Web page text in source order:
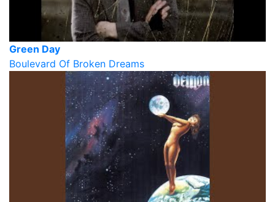
Green Day
Boulevard Of Broken Dreams